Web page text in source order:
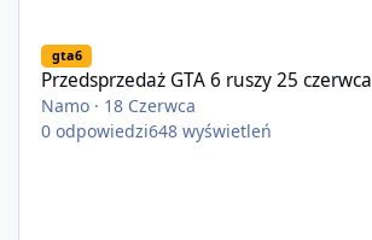
gta6
Przedsprzedaż GTA 6 ruszy 25 czerwca
Namo · 18 Czerwca
0 odpowiedzi648 wyświetleń